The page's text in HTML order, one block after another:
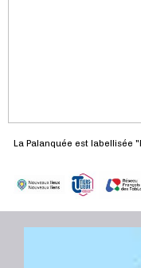
La Palanquée est